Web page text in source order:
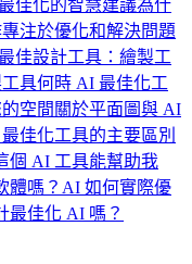
佳化的智慧建議為什
專注於優化和解決問題
佳設計工具：繪製工
具何時 AI 最佳化工
空間 關於平面圖與 AI
佳化工具的主要區別
個 AI 工具能幫助我
體嗎？ AI 如何實際優
最佳化 AI 嗎？